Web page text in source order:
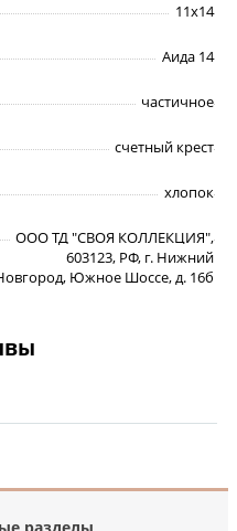
11х14
Аида 14
частичное
счетный крест
хлопок
ООО ТД "СВОЯ КОЛЛЕКЦИЯ",
603123, РФ, г. Нижний
Южное Шоссе, д. 16б